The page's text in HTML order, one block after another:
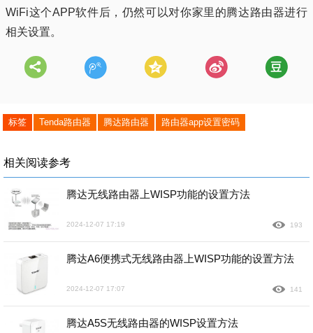
WiFi这个APP软件后，仍然可以对你家里的腾达路由器进行
相关设置。
标签 Tenda路由器 腾达路由器 路由器app设置密码
相关阅读参考
腾达无线路由器上WISP功能的设置方法
2024-12-07 17:19 193
腾达A6便携式无线路由器上WISP功能的设置方法
2024-12-07 17:07 141
腾达A5S无线路由器的WISP设置方法